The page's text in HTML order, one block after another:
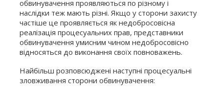
обвинувачення проявляються по різному і
наслідки теж мають різні. Якщо у сторони захисту
частіше це проявляється як недобросовісна
реалізація процесуальних прав, представники
обвинувачення умисним чином недобросовісно
відносяться до виконання своїх повноважень.
Найбільш розповсюджені наступні процесуальні
зловживання сторони обвинувачення: